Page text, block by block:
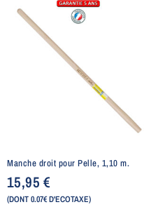
Manche droit pour Pelle, 1,10 m.
15,95€
(DONT 0.07€ D'ECOTAXE)